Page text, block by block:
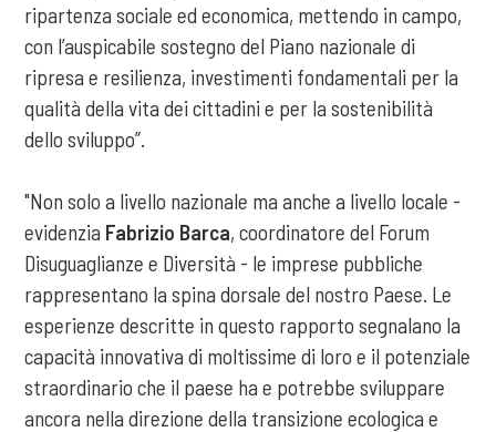
ripartenza sociale ed economica, mettendo in campo,
con l’auspicabile sostegno del Piano nazionale di
ripresa e resilienza, investimenti fondamentali per la
qualità della vita dei cittadini e per la sostenibilità
dello sviluppo”.
"Non solo a livello nazionale ma anche a livello locale -
evidenzia Fabrizio Barca, coordinatore del Forum
Disuguaglianze e Diversità - le imprese pubbliche
rappresentano la spina dorsale del nostro Paese. Le
esperienze descritte in questo rapporto segnalano la
capacità innovativa di moltissime di loro e il potenziale
straordinario che il paese ha e potrebbe sviluppare
ancora nella direzione della transizione ecologica e